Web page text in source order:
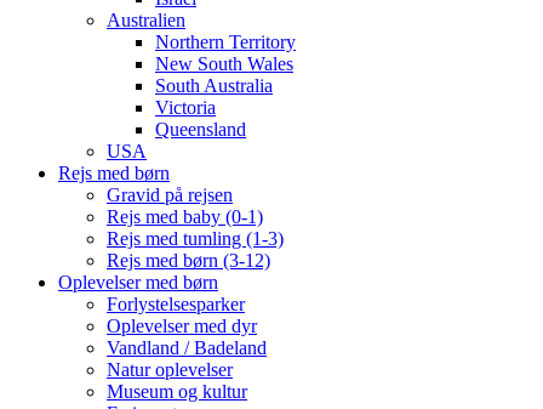
Australien
Northern Territory
New South Wales
South Australia
Victoria
Queensland
USA
Rejs med børn
Gravid på rejsen
Rejs med baby (0-1)
Rejs med tumling (1-3)
Rejs med børn (3-12)
Oplevelser med børn
Forlystelsesparker
Oplevelser med dyr
Vandland / Badeland
Natur oplevelser
Museum og kultur